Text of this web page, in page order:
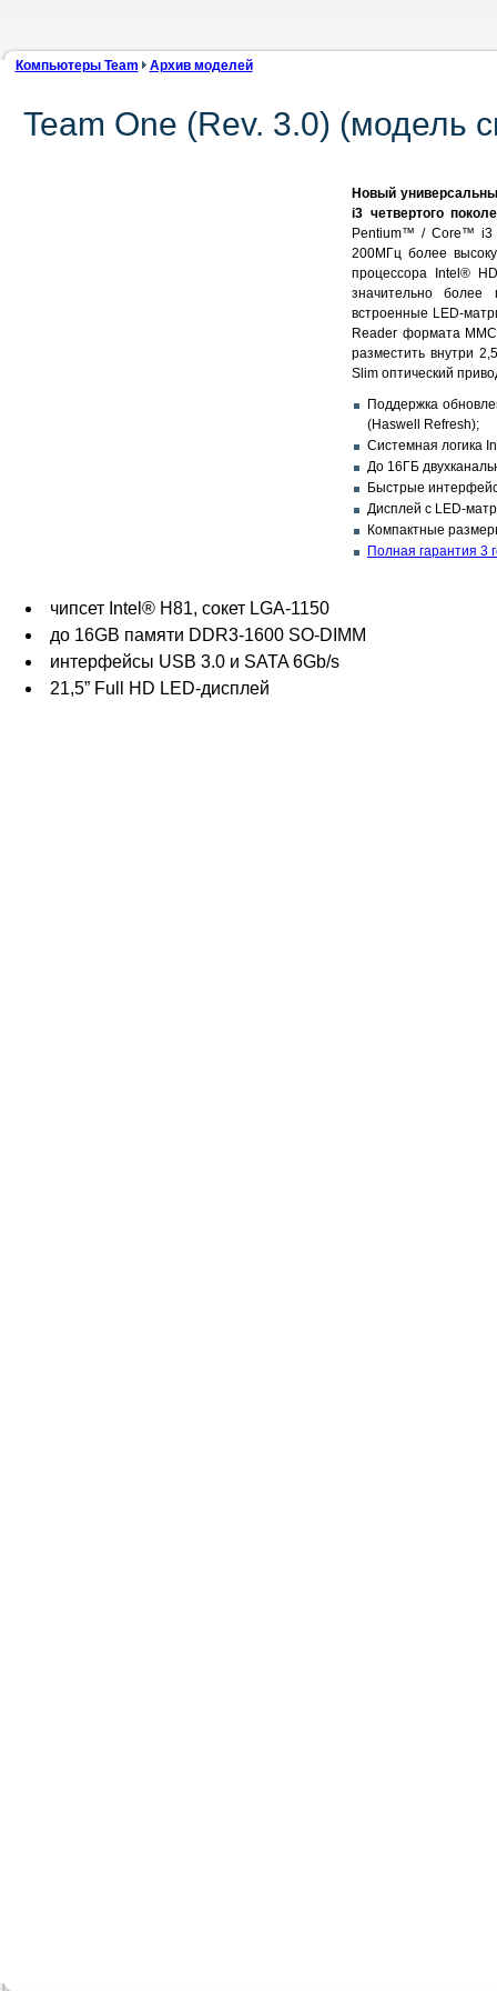
Компьютеры Team Архив моделей
Team One (Rev. 3.0) (модель
Новый
i3 четвертого
Pentium™ / Core™ i3
200МГц более
процессора Intel®
значительно более
встроенные LED-
Reader формата
разместить внутри
Slim оптический
Поддержка
(Haswell Refresh);
Системная логика
До 16ГБ
Быстрые
Дисплей с LED-
Компактные
Полная гарантия 3
чипсет Intel® H81, сокет LGA-1150
до 16GB памяти DDR3-1600 SO-DIMM
интерфейсы USB 3.0 и SATA 6Gb/s
21,5” Full HD LED-дисплей